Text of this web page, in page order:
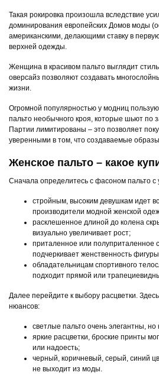
Такая рокировка произошла вследствие
доминирования европейских Домов моды
американскими, делающими ставку в
верхней одежды.
Женщина в красивом пальто выглядит
оверсайз позволяют создавать
жизни.
Огромной популярностью у модниц
пальто необычного кроя, которые шьют по
Партии лимитированы – это позволяет
уверенными в том, что создаваемые
Женское пальто – какое
Сначала определитесь с фасоном пальто с
стройным, высоким девушкам идет
производители модной женской
расклешенное длиной до колена
визуально увеличивает рост;
приталенное или полуприталенное
подчеркивает женственность
обладательницам спортивного
подходит прямой или
Далее перейдите к выбору расцветки.
нюансов:
светлые пальто очень элегантны, но
яркие расцветки, броские принты
или надоесть;
черный, коричневый, серый, синий
не выходит из моды.